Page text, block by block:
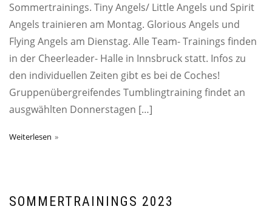
Sommertrainings. Tiny Angels/ Little Angels und Spirit
Angels trainieren am Montag. Glorious Angels und
Flying Angels am Dienstag. Alle Team- Trainings finden
in der Cheerleader- Halle in Innsbruck statt. Infos zu
den individuellen Zeiten gibt es bei de Coches!
Gruppenübergreifendes Tumblingtraining findet an
ausgwählten Donnerstagen […]
Weiterlesen
SOMMERTRAININGS 2023